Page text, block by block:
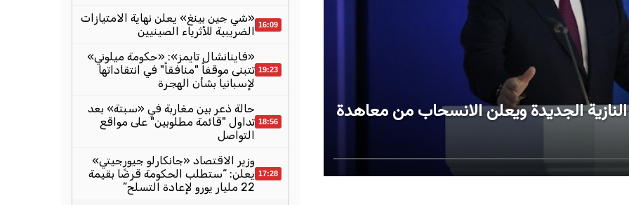
الجديدة ويعلن الانسحاب من معاهدة
16:09 «شي جين بينغ» يعلن نهاية الامتيازات
الضريبية للأثرياء الصينيين
19:23
«فاينانشال تايمز»: «حكومة ميلوني»
تتبنى موقفاً "منافقاً" في انتقاداتها
لإسبانيا بشأن الهجرة
18:56
حالة ذعر بين مغاربة في «سبتة» بعد
تداول "قائمة مطلوبين" على مواقع
التواصل
17:28
وزير الاقتصاد «جانكارلو جيورجيتي»
يعلن: “ستطلب الحكومة قرضًا بقيمة
22 مليار يورو لإعادة التسلح”